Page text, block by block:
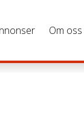
Om oss